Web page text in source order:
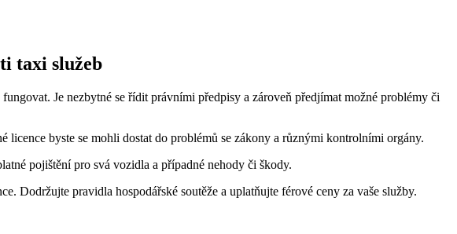
taxi služeb
Je nezbytné se řídit právními předpisy a zároveň předjímat možné problémy či
byste se mohli dostat do problémů se zákony a různými kontrolními orgány.
pojištění pro svá vozidla a případné nehody či škody.
Dodržujte pravidla hospodářské soutěže a uplatňujte férové ceny za vaše služby.